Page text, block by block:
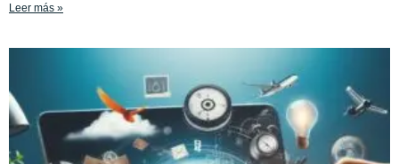
Leer más »